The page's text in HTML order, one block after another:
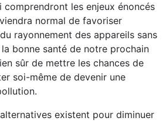
comprendront les enjeux énoncés
normal de favoriser
rayonnement des appareils sans
bonne santé de notre prochain
sûr de mettre les chances de
soi-même de devenir une
existent pour diminuer